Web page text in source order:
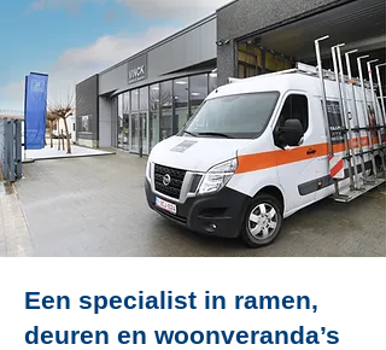
Een specialist in ramen,
deuren en woonveranda’s